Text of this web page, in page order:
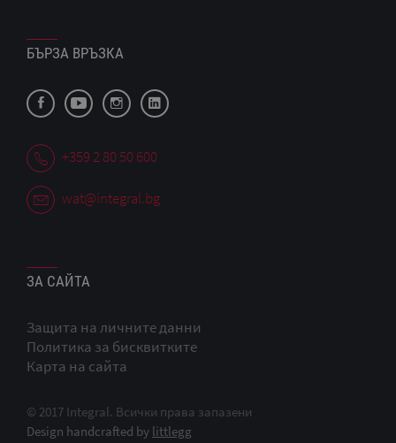
БЪРЗА ВРЪЗКА
+359 2 80 50 600
wat@integral.bg
ЗА САЙТА
Защита на личните данни
Политика за бисквитките
Карта на сайта
© 2017 Integral. Всички права запазени
Design handcrafted by littlegg